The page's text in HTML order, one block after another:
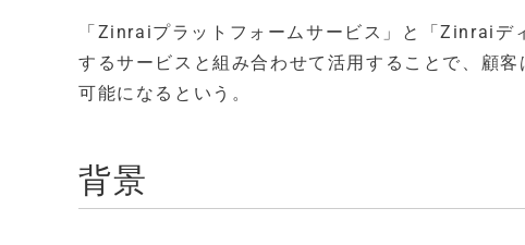
「Zinraiプラットフォームサービス」と「Zinraiデ
するサービスと組み合わせて活用することで、顧
可能になるという。
背景